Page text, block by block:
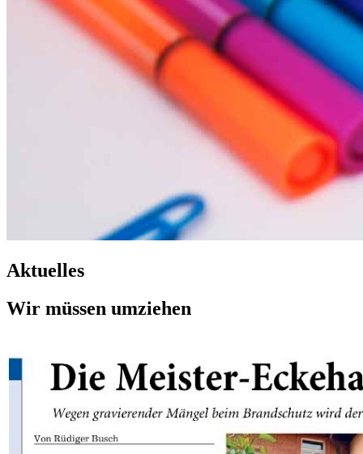
Aktuelles
Wir müssen umziehen